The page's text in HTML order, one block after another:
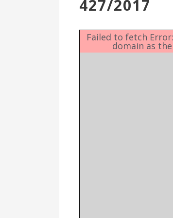
Επιτροπή
Ενότητες
427/2017
Failed to fetch
domain as